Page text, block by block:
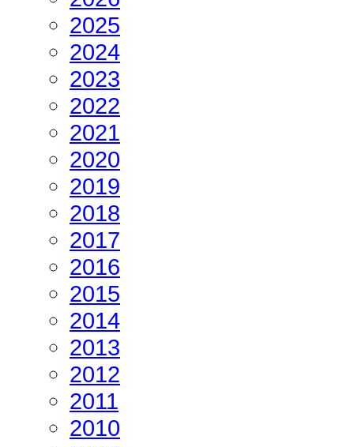
2025
2024
2023
2022
2021
2020
2019
2018
2017
2016
2015
2014
2013
2012
2011
2010